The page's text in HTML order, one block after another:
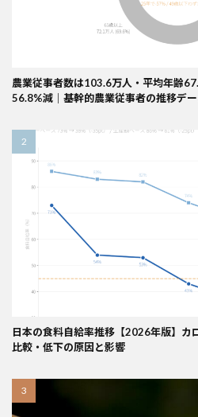
農業従事者数は103.6万人・平均年齢
56.8%減｜基幹的農業従事者の推移デ
日本の食料自給率推移【2026年版】カ
比較・低下の原因と影響